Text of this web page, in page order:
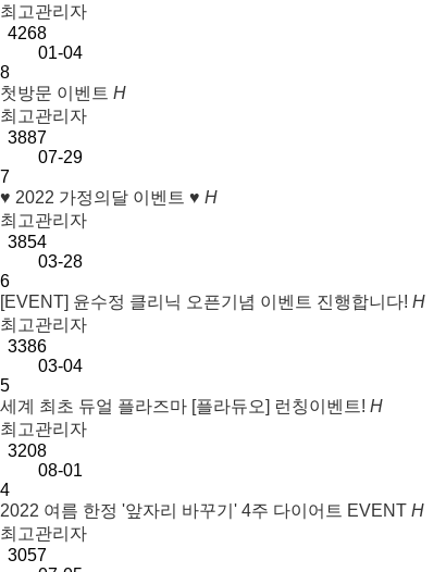
최고관리자
4268
01-04
8
첫방문 이벤트 H
최고관리자
3887
07-29
7
♥ 2022 가정의달 이벤트 ♥ H
최고관리자
3854
03-28
6
[EVENT] 윤수정 클리닉 오픈기념 이벤트 진행합니다! H
최고관리자
3386
03-04
5
세계 최초 듀얼 플라즈마 [플라듀오] 런칭이벤트! H
최고관리자
3208
08-01
4
2022 여름 한정 '앞자리 바꾸기' 4주 다이어트 EVENT H
최고관리자
3057